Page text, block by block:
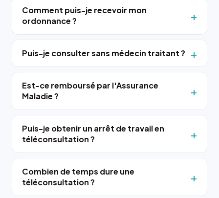
Comment puis-je recevoir mon
ordonnance ?
Puis-je consulter sans médecin traitant ?
Est-ce remboursé par l'Assurance
Maladie ?
Puis-je obtenir un arrêt de travail en
téléconsultation ?
Combien de temps dure une
téléconsultation ?